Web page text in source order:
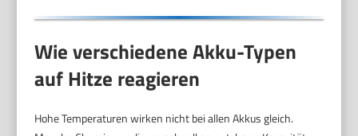
Wie verschiedene Akku-Typen
auf Hitze reagieren
Hohe Temperaturen wirken nicht bei allen Akkus gleich.